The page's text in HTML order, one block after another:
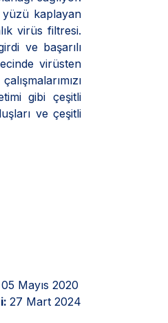
kaplayan
virüs filtresi.
ve başarılı
virüsten
gibi çeşitli
ve çeşitli
05 Mayıs 2020
27 Mart 2024